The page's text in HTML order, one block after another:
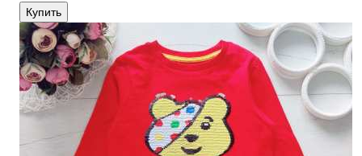
Купить